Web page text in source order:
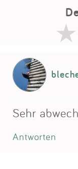
Sehr
Antworten